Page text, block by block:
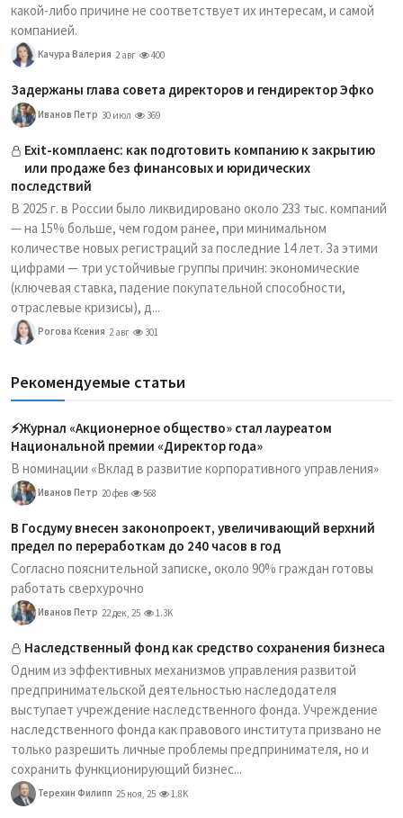
какой-либо причине не соответствует их интересам, и самой
компанией.
Качура Валерия 2 авг 400
Задержаны глава совета директоров и гендиректор Эфко
Иванов Петр 30 июл 369
Exit-комплаенс: как подготовить компанию к закрытию
или продаже без финансовых и юридических
последствий
В 2025 г. в России было ликвидировано около 233 тыс. компаний
— на 15% больше, чем годом ранее, при минимальном
количестве новых регистраций за последние 14 лет. За этими
цифрами — три устойчивые группы причин: экономические
(ключевая ставка, падение покупательной способности,
отраслевые кризисы), д...
Рогова Ксения 2 авг 301
Рекомендуемые статьи
⚡️Журнал «Акционерное общество» стал лауреатом
Национальной премии «Директор года»
В номинации «Вклад в развитие корпоративного управления»
Иванов Петр 20 фев 568
В Госдуму внесен законопроект, увеличивающий верхний
предел по переработкам до 240 часов в год
Согласно пояснительной записке, около 90% граждан готовы
работать сверхурочно
Иванов Петр 22 дек, 25 1.3K
Наследственный фонд как средство сохранения бизнеса
Одним из эффективных механизмов управления развитой
предпринимательской деятельностью наследодателя
выступает учреждение наследственного фонда. Учреждение
наследственного фонда как правового института призвано не
только разрешить личные проблемы предпринимателя, но и
сохранить функционирующий бизнес...
Терехин Филипп 25 ноя, 25 1.8K